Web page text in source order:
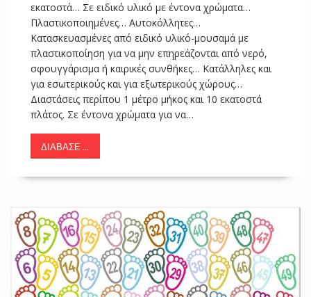
εκατοστά… Σε ειδικό υλικό με έντονα χρώματα…
Πλαστικοποιημένες… Αυτοκόλλητες…
Κατασκευασμένες από ειδικό υλικό-μουσαμά με
πλαστικοποίηση για να μην επηρεάζονται από νερό,
σφουγγάρισμα ή καιρικές συνθήκες… Κατάλληλες και
για εσωτερικούς και για εξωτερικούς χώρους…
Διαστάσεις περίπου 1 μέτρο μήκος και 10 εκατοστά
πλάτος. Σε έντονα χρώματα για να…
ΔΙΆΒΑΣΕ ...